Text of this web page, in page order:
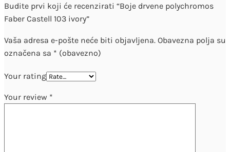
Budite prvi koji će recenzirati “Boje drvene polychromos
Faber Castell 103 ivory”
Vaša adresa e-pošte neće biti objavljena. Obavezna polja su
označena sa * (obavezno)
Your rating
Your review *